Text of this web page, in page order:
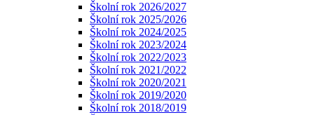
Školní rok 2026/2027
Školní rok 2025/2026
Školní rok 2024/2025
Školní rok 2023/2024
Školní rok 2022/2023
Školní rok 2021/2022
Školní rok 2020/2021
Školní rok 2019/2020
Školní rok 2018/2019